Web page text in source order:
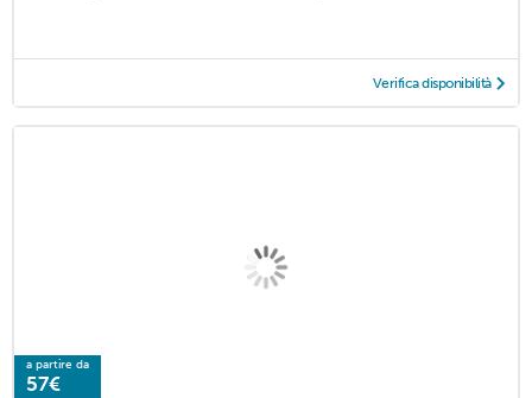
Verifica disponibilità
a partire da
57€